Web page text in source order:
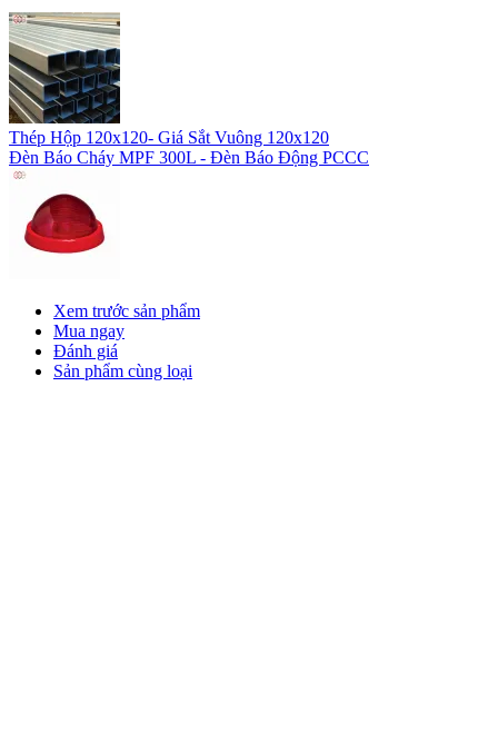
Thép Hộp 120x120- Giá Sắt Vuông 120x120
Đèn Báo Cháy MPF 300L - Đèn Báo Động PCCC
Xem trước sản phẩm
Mua ngay
Đánh giá
Sản phẩm cùng loại